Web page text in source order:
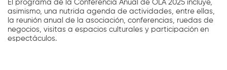
El programa de la Conferencia Anual de OLA 2025 incluye,
asimismo, una nutrida agenda de actividades, entre ellas,
la reunión anual de la asociación, conferencias, ruedas de
negocios, visitas a espacios culturales y participación en
espectáculos.